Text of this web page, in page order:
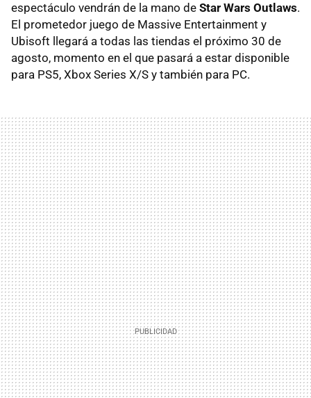
espectáculo vendrán de la mano de Star Wars Outlaws.
El prometedor juego de Massive Entertainment y
Ubisoft llegará a todas las tiendas el próximo 30 de
agosto, momento en el que pasará a estar disponible
para PS5, Xbox Series X/S y también para PC.